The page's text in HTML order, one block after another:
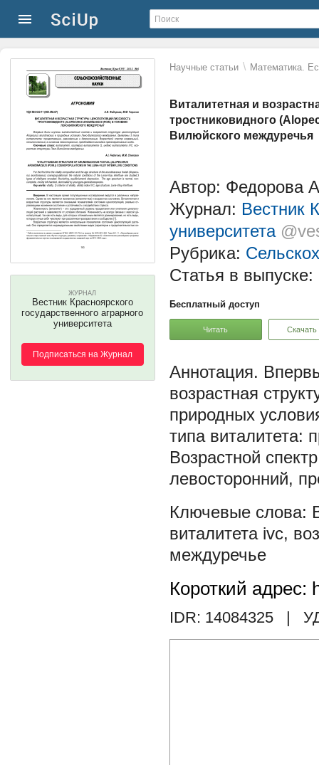
Научные статьи \ Математика.
Виталитетная и
тростниковидного
Вилюйского междуречья
ЖУРНАЛ
Вестник Красноярского
государственного аграрного
университета
Подписаться на Журнал
Автор: Федорова
Журнал: Вестник
университета
Рубрика:
Статья в выпуске:
Бесплатный доступ
Читать Скачать
возрастная
природных
типа виталитета:
Возрастной
левосторонний,
виталитета ivc,
междуречье
Короткий адрес:
IDR: 14084325 |